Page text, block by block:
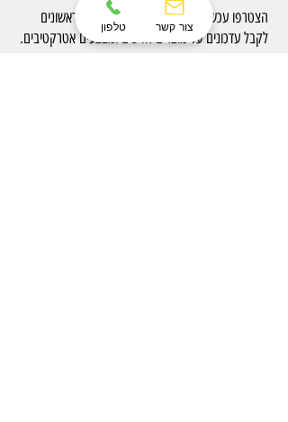
הצטרפו עכשיו לניוזלטר של Eterno והיו הראשונים
לקבל עדכונים על מוצרים חדשים ומבצעים אטרקטיבים.
טלפון צור קשר